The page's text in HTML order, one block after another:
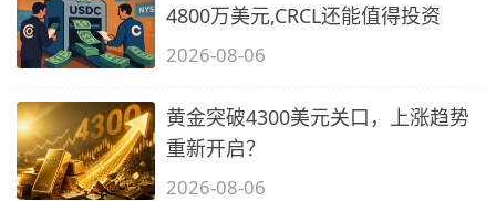
4800万美元,CRCL还能值得投资
2026-08-06
黄金突破4300美元关口，上涨趋势
重新开启？
2026-08-06